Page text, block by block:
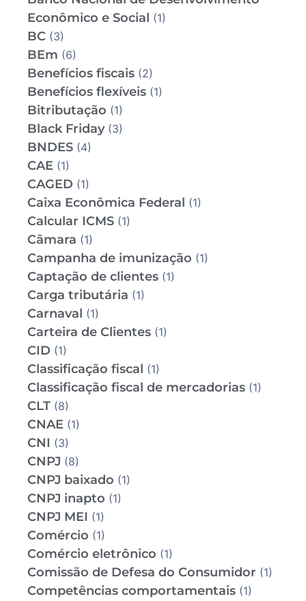
Econômico e Social (1)
BC (3)
BEm (6)
Benefícios fiscais (2)
Benefícios flexíveis (1)
Bitributação (1)
Black Friday(3)
BNDES (4)
CAE (1)
CAGED (1)
Caixa Econômica Federal (1)
Calcular ICMS (1)
Câmara (1)
Campanha de imunização (1)
Captação de clientes (1)
Carga tributária (1)
Carnaval (1)
Carteira de Clientes (1)
CID (1)
Classificação fiscal (1)
Classificação fiscal de mercadorias (1)
CLT (8)
CNAE (1)
CNI (3)
CNPJ (8)
CNPJ baixado (1)
CNPJ inapto (1)
CNPJ MEI (1)
Comércio (1)
Comércio eletrônico (1)
Comissão de Defesa do Consumidor (1)
Competências comportamentais (1)